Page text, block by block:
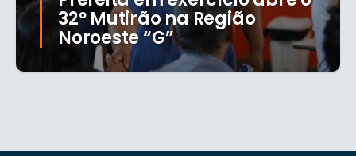
32º Mutirão na Região
Noroeste “G”